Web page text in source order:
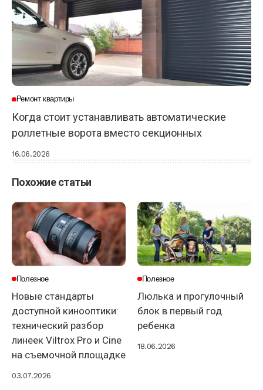
Ремонт квартиры
Когда стоит устанавливать автоматические
роллетные ворота вместо секционных
16.06.2026
Похожие статьи
Полезное
Новые стандарты
доступной кинооптики:
технический разбор
линеек Viltrox Pro и Cine
на съемочной площадке
03.07.2026
Полезное
Люлька и прогулочный
блок в первый год
ребенка
18.06.2026